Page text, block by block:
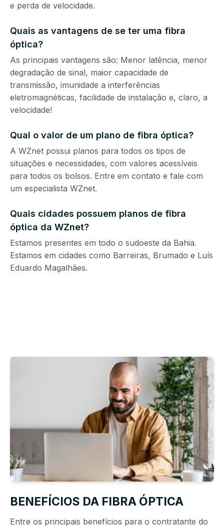
e perda de velocidade.
Quais as vantagens de se ter uma fibra
óptica?
As principais vantagens são: Menor latência, menor
degradação de sinal, maior capacidade de
transmissão, imunidade a interferências
eletromagnéticas, facilidade de instalação e, claro, a
velocidade!
Qual o valor de um plano de fibra óptica?
A WZnet possui planos para todos os tipos de
situações e necessidades, com valores acessíveis
para todos os bolsos. Entre em contato e fale com
um especialista WZnet.
Quais cidades possuem planos de fibra
óptica da WZnet?
Estamos presentes em todo o sudoeste da Bahia.
Estamos em cidades como Barreiras, Brumado e Luís
Eduardo Magalhães.
BENEFÍCIOS DA FIBRA ÓPTICA
Entre os principais benefícios para o contratante do